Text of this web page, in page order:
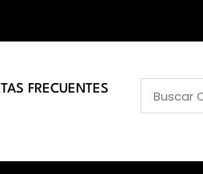
FRECUENTES